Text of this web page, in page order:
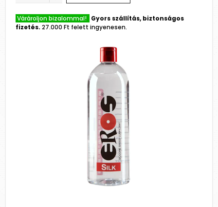
Várároljon bizalommal! Gyors szállítás, biztonságos
fizetés. 27.000 Ft felett ingyenesen.